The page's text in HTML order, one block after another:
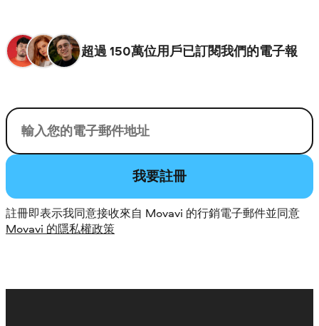
超過 150萬位用戶已訂閱我們的電子報
您的電子郵件
我要註冊
註冊即表示我同意接收來自 Movavi 的行銷電子郵件並同意
Movavi 的隱私權政策